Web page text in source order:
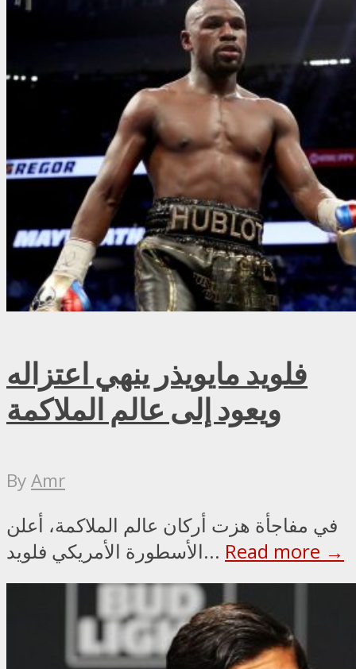
فلويد مايويذر ينهي اعتزاله
ويعود إلى عالم الملاكمة
ByAmr
في مفاجأة هزت أركان عالم الملاكمة، أعلن
الأسطورة الأمريكي فلويد... Read more →